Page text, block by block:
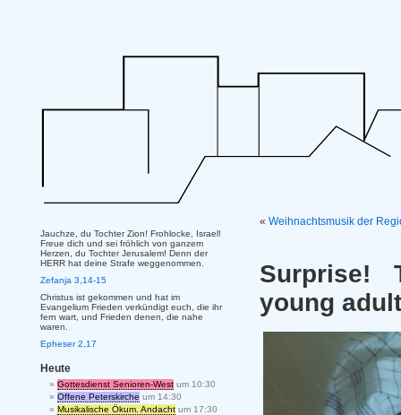
« Weihnachtsmusik der
Surprise!
young
Jauchze, du Tochter Zion! Frohlocke, Israel!
Freue dich und sei fröhlich von ganzem
Herzen, du Tochter Jerusalem! Denn der
HERR hat deine Strafe weggenommen.
Zefanja 3,14-15
Christus ist gekommen und hat im
Evangelium Frieden verkündigt euch, die ihr
fern wart, und Frieden denen, die nahe
waren.
Epheser 2,17
Heute
Gottesdienst Senioren-West um 10:30
Offene Peterskirche um 14:30
Musikalische Ökum. Andacht um 17:30